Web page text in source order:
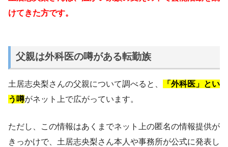
けてきた方です。
父親は外科医の噂がある転勤族
土居志央梨さんの父親について調べると、
「外科医」とい
う噂がネット上で広がっています。
ただし、この情報はあくまでネット上の匿名の情報提供が
きっかけで、土居志央梨さん本人や事務所が公式に発表し